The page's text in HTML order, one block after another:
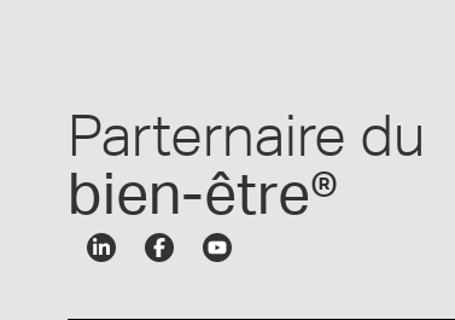
Parternaire du
bien-être®